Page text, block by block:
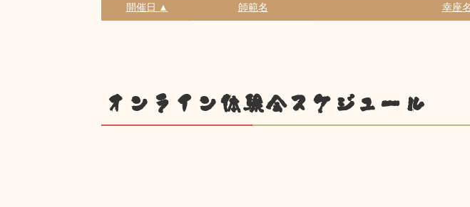
開催日 ▲ 師範名 幸座名
オンライン体験会スケジュール